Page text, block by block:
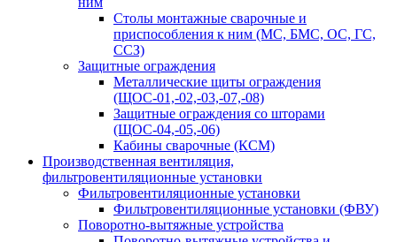
Столы монтажные сварочные и
приспособления к ним (МС, БМС, ОС, ГС,
ССЗ)
Защитные ограждения
Металлические щиты ограждения
(ЩОС-01,-02,-03,-07,-08)
Защитные ограждения со шторами
(ЩОС-04,-05,-06)
Кабины сварочные (КСМ)
Производственная вентиляция,
фильтровентиляционные установки
Фильтровентиляционные установки
Фильтровентиляционные установки (ФВУ)
Поворотно-вытяжные устройства